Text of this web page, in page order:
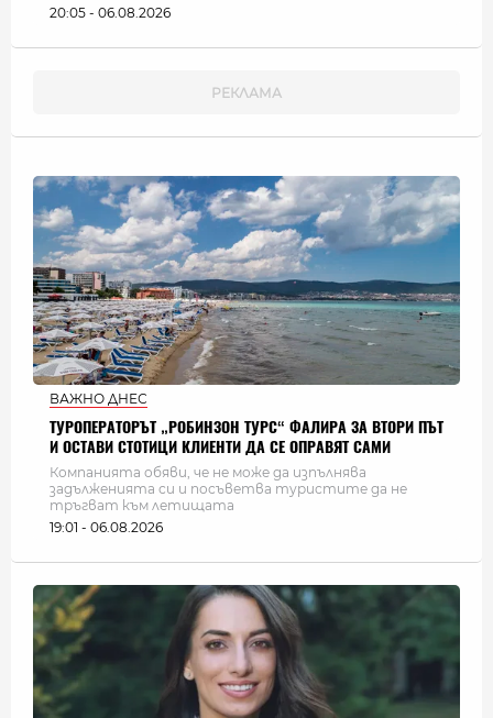
20:05 - 06.08.2026
ВАЖНО ДНЕС
ТУРОПЕРАТОРЪТ „РОБИНЗОН ТУРС“ ФАЛИРА ЗА ВТОРИ ПЪТ
И ОСТАВИ СТОТИЦИ КЛИЕНТИ ДА СЕ ОПРАВЯТ САМИ
Компанията обяви, че не може да изпълнява
задълженията си и посъветва туристите да не
тръгват към летищата
19:01 - 06.08.2026